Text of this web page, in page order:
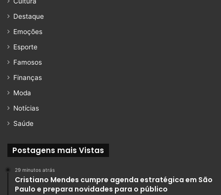
Destaque
Emoções
Esporte
Famosos
Finanças
Moda
Notícias
Saúde
Postagens mais Vistas
29 minutos atrás
Cristiano Mendes cumpre agenda estratégica em São
Paulo e prepara novidades para o público